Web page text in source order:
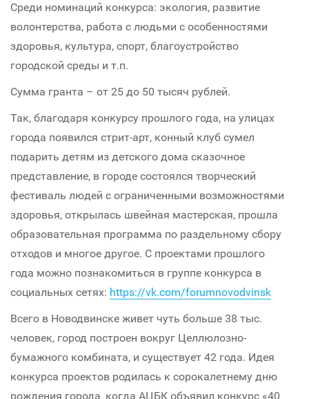
Среди номинаций конкурса: экология, развитие
волонтерства, работа с людьми с особенностями
здоровья, культура, спорт, благоустройство
городской среды и т.п.
Сумма гранта – от 25 до 50 тысяч рублей.
Так, благодаря конкурсу прошлого года, на улицах
города появился стрит-арт, конный клуб сумел
подарить детям из детского дома сказочное
представление, в городе состоялся творческий
фестиваль людей с ограниченными возможностями
здоровья, открылась швейная мастерская, прошла
образовательная программа по раздельному сбору
отходов и многое другое. С проектами прошлого
года можно познакомиться в группе конкурса в
социальных сетях: https://vk.com/forumnovodvinsk
Всего в Новодвинске живет чуть больше 38 тыс.
человек, город построен вокруг Целлюлозно-
бумажного комбината, и существует 42 года. Идея
конкурса проектов родилась к сорокалетнему дню
рождения города, когда АЦБК объявил конкурс «40